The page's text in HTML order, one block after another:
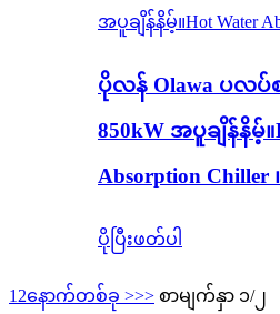
ပိုလန် Olawa ပလ
850kW အပူချိန်နိမ့်။
Absorption Chiller ၊
ပိုပြီးဖတ်ပါ
1 2နောက်တစ်ခု >>> စာမျက်နှာ ၁/၂